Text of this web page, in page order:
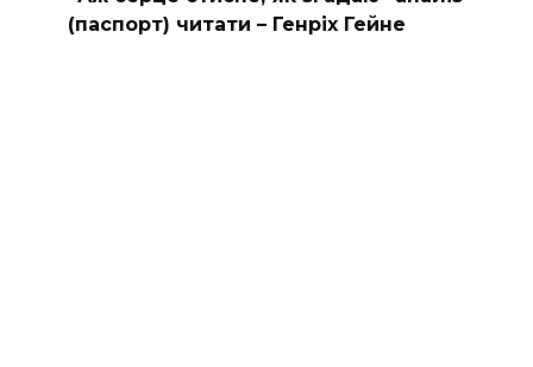
(паспорт) читати – Генріх Гейне